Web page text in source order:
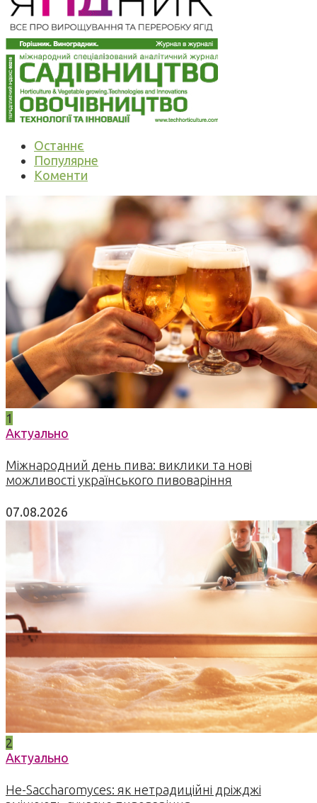
Останнє
Популярне
Коменти
1
Актуально
Міжнародний день пива: виклики та нові
можливості українського пивоваріння
07.08.2026
2
Актуально
Не-Saccharomyces: як нетрадиційні дріжджі